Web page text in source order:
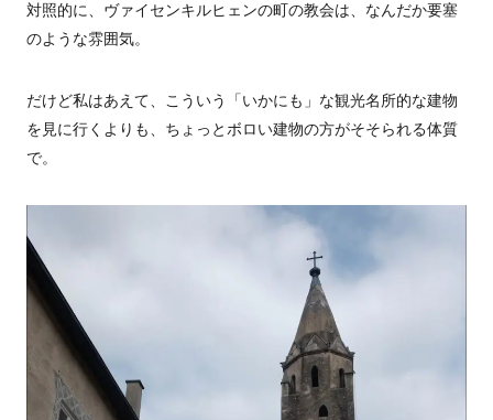
対照的に、ヴァイセンキルヒェンの町の教会は、なんだか要塞
のような雰囲気。
だけど私はあえて、こういう「いかにも」な観光名所的な建物
を見に行くよりも、ちょっとボロい建物の方がそそられる体質
で。